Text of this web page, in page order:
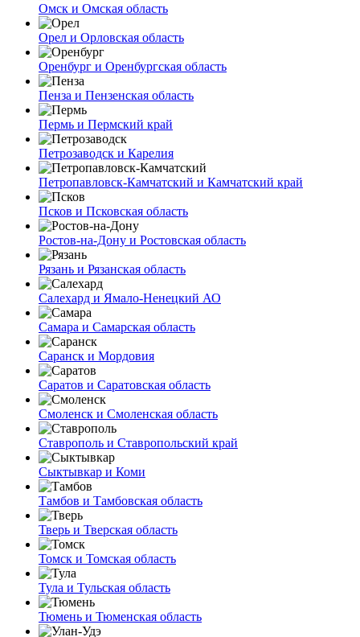
Омск и Омская область
Орел и Орловская область
Оренбург и Оренбургская область
Пенза и Пензенская область
Пермь и Пермский край
Петрозаводск и Карелия
Петропавловск-Камчатский и Камчатский край
Псков и Псковская область
Ростов-на-Дону и Ростовская область
Рязань и Рязанская область
Салехард и Ямало-Ненецкий АО
Самара и Самарская область
Саранск и Мордовия
Саратов и Саратовская область
Смоленск и Смоленская область
Ставрополь и Ставропольский край
Сыктывкар и Коми
Тамбов и Тамбовская область
Тверь и Тверская область
Томск и Томская область
Тула и Тульская область
Тюмень и Тюменская область